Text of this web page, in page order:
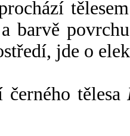
barvě
jde o
černého tělesa